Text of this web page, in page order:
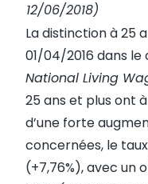
12/06/2018)
La distinction à 25
01/04/2016 dans
National Living
25 ans et plus ont
d’une forte
concernées, le
(+7,76%), avec un